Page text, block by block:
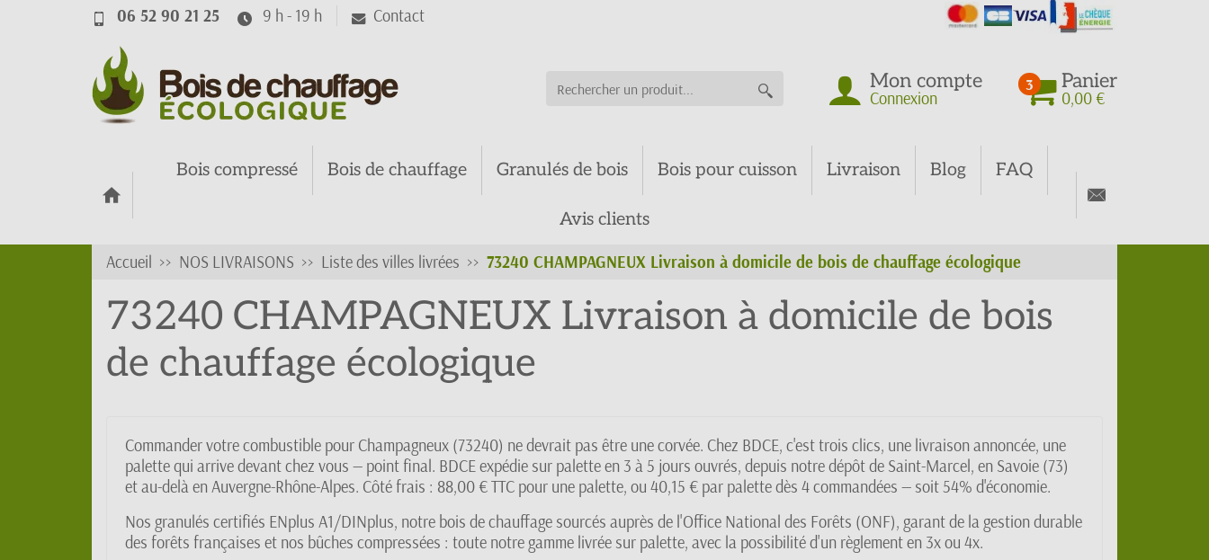
06 52 90 21 25 9 h - 19 h Contact
Mon compte
Connexion
3 Panier
0,00 €
Bois compressé Bois de chauffage Granulés de bois Bois pour cuisson Livraison Blog FAQ
Avis clients
Accueil NOS LIVRAISONS Liste des villes livrées 73240 CHAMPAGNEUX Livraison à domicile de bois de chauffage écologique
73240 CHAMPAGNEUX Livraison à domicile de bois
de chauffage écologique
Commander votre combustible pour Champagneux (73240) ne devrait pas être une corvée. Chez BDCE, c'est trois clics, une livraison annoncée, une
palette qui arrive devant chez vous — point final. BDCE expédie sur palette en 3 à 5 jours ouvrés, depuis notre dépôt de Saint-Marcel, en Savoie (73)
et au-delà en Auvergne-Rhône-Alpes. Côté frais : 88,00 € TTC pour une palette, ou 40,15 € par palette dès 4 commandées — soit 54% d'économie.
Nos granulés certifiés ENplus A1/DINplus, notre bois de chauffage sourcés auprès de l'Office National des Forêts (ONF), garant de la gestion durable
des forêts françaises et nos bûches compressées : toute notre gamme livrée sur palette, avec la possibilité d'un règlement en 3x ou 4x.